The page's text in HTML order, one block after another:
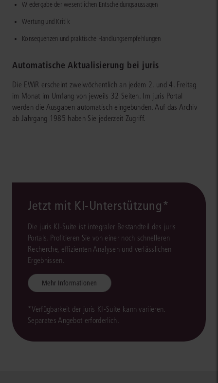
Wiedergabe der wesentlichen Entscheidungsaussagen
Wertung und Kritik
Konsequenzen und praktische Handlungsempfehlungen
Automatische Aktualisierung bei juris
Die EWiR erscheint zweiwöchentlich an jedem 2. und 4. Freitag
im Monat im Umfang von jeweils 32 Seiten. Im juris Portal
werden die Ausgaben automatisch eingebunden. Auf das Archiv
ab Jahrgang 1985 haben Sie jederzeit Zugriff.
Jetzt mit KI-Unterstützung*
Die juris KI-Suite ist integraler Bestandteil des juris
Portals. Profitieren Sie von einer noch schnelleren
Recherche, effizienten Analysen und verlässlichen
Ergebnissen.
Mehr Informationen
*Verfügbarkeit der juris KI-Suite kann variieren.
Separates Angebot erforderlich.